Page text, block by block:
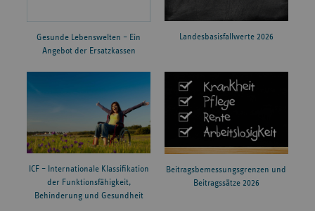
Gesunde Lebenswelten – Ein
Angebot der Ersatzkassen
Landesbasisfallwerte 2026
ICF – Internationale Klassifikation
der Funktionsfähigkeit,
Behinderung und Gesundheit
Beitragsbemessungsgrenzen und
Beitragssätze 2026